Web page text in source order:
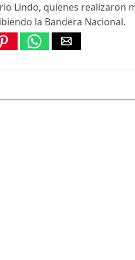
Lindo, quienes realizaron
la Bandera Nacional.